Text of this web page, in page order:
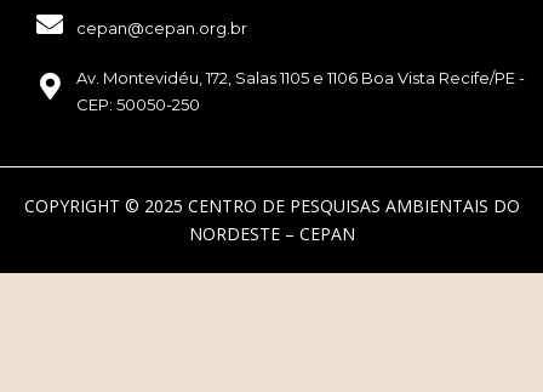
cepan@cepan.org.br
Av. Montevidéu, 172, Salas 1105 e 1106 Boa Vista Recife/PE -
CEP: 50050-250
COPYRIGHT © 2025 CENTRO DE PESQUISAS AMBIENTAIS DO
NORDESTE – CEPAN